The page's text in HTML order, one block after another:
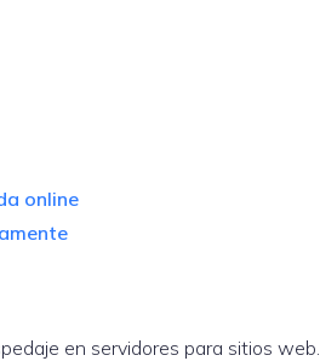
online
en servidores para sitios web.